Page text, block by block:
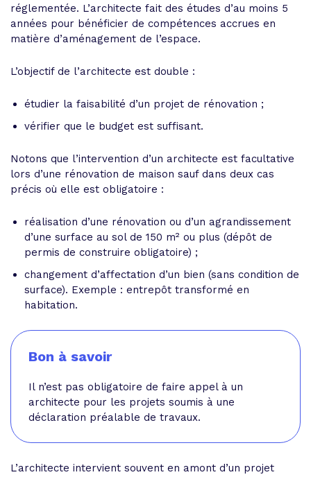
réglementée. L’architecte fait des études d’au moins 5
années pour bénéficier de compétences accrues en
matière d’aménagement de l’espace.
L’objectif de l’architecte est double :
étudier la faisabilité d’un projet de rénovation ;
vérifier que le budget est suffisant.
Notons que l’intervention d’un architecte est facultative
lors d’une rénovation de maison sauf dans deux cas
précis où elle est obligatoire :
réalisation d’une rénovation ou d’un agrandissement
d’une surface au sol de 150 m² ou plus (dépôt de
permis de construire obligatoire) ;
changement d’affectation d’un bien (sans condition de
surface). Exemple : entrepôt transformé en
habitation.
Bon à savoir
Il n’est pas obligatoire de faire appel à un
architecte pour les projets soumis à une
déclaration préalable de travaux.
L’architecte intervient souvent en amont d’un projet